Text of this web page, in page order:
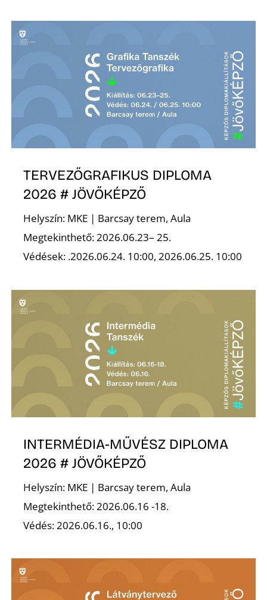
TERVEZŐGRAFIKUS DIPLOMA
2026 # JÖVŐKÉPZŐ
Helyszín: MKE | Barcsay terem, Aula
Megtekinthető: 2026.06.23– 25.
Védések: .2026.06.24. 10:00, 2026.06.25. 10:00
INTERMÉDIA-MŰVÉSZ DIPLOMA
2026 # JÖVŐKÉPZŐ
Helyszín: MKE | Barcsay terem, Aula
Megtekinthető: 2026.06.16 -18.
Védés: 2026.06.16., 10:00